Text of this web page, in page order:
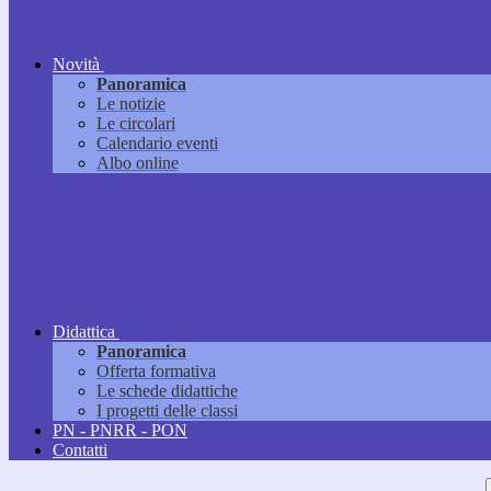
Novità
Panoramica
Le notizie
Le circolari
Calendario eventi
Albo online
Didattica
Panoramica
Offerta formativa
Le schede didattiche
I progetti delle classi
PN - PNRR - PON
Contatti